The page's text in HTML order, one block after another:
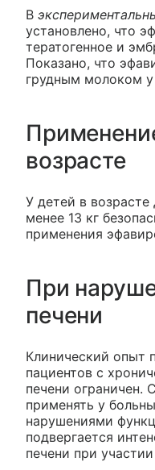
В
установлено, что
тератогенное и
Показано, что
грудным молоком
возрасте
У детей в
менее 13 кг
применения
При
печени
Клинический опыт
пациентов с
печени ограничен.
применять у
нарушениями
подвергается
печени при